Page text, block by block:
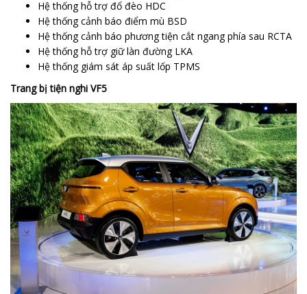
Hệ thống hỗ trợ đổ đèo HDC
Hệ thống cảnh báo điểm mù BSD
Hệ thống cảnh báo phương tiện cắt ngang phía sau RCTA
Hệ thống hỗ trợ giữ làn đường LKA
Hệ thống giám sát áp suất lốp TPMS
Trang bị tiện nghi VF5